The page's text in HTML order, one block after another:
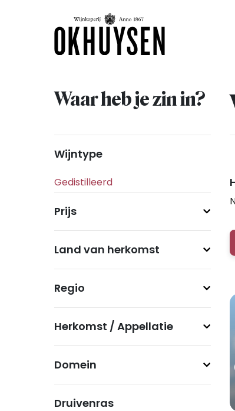
Waar heb je zin in?
Wijntype
Prijs
Land van herkomst
Regio
Herkomst / Appellatie
Domein
Druivenras